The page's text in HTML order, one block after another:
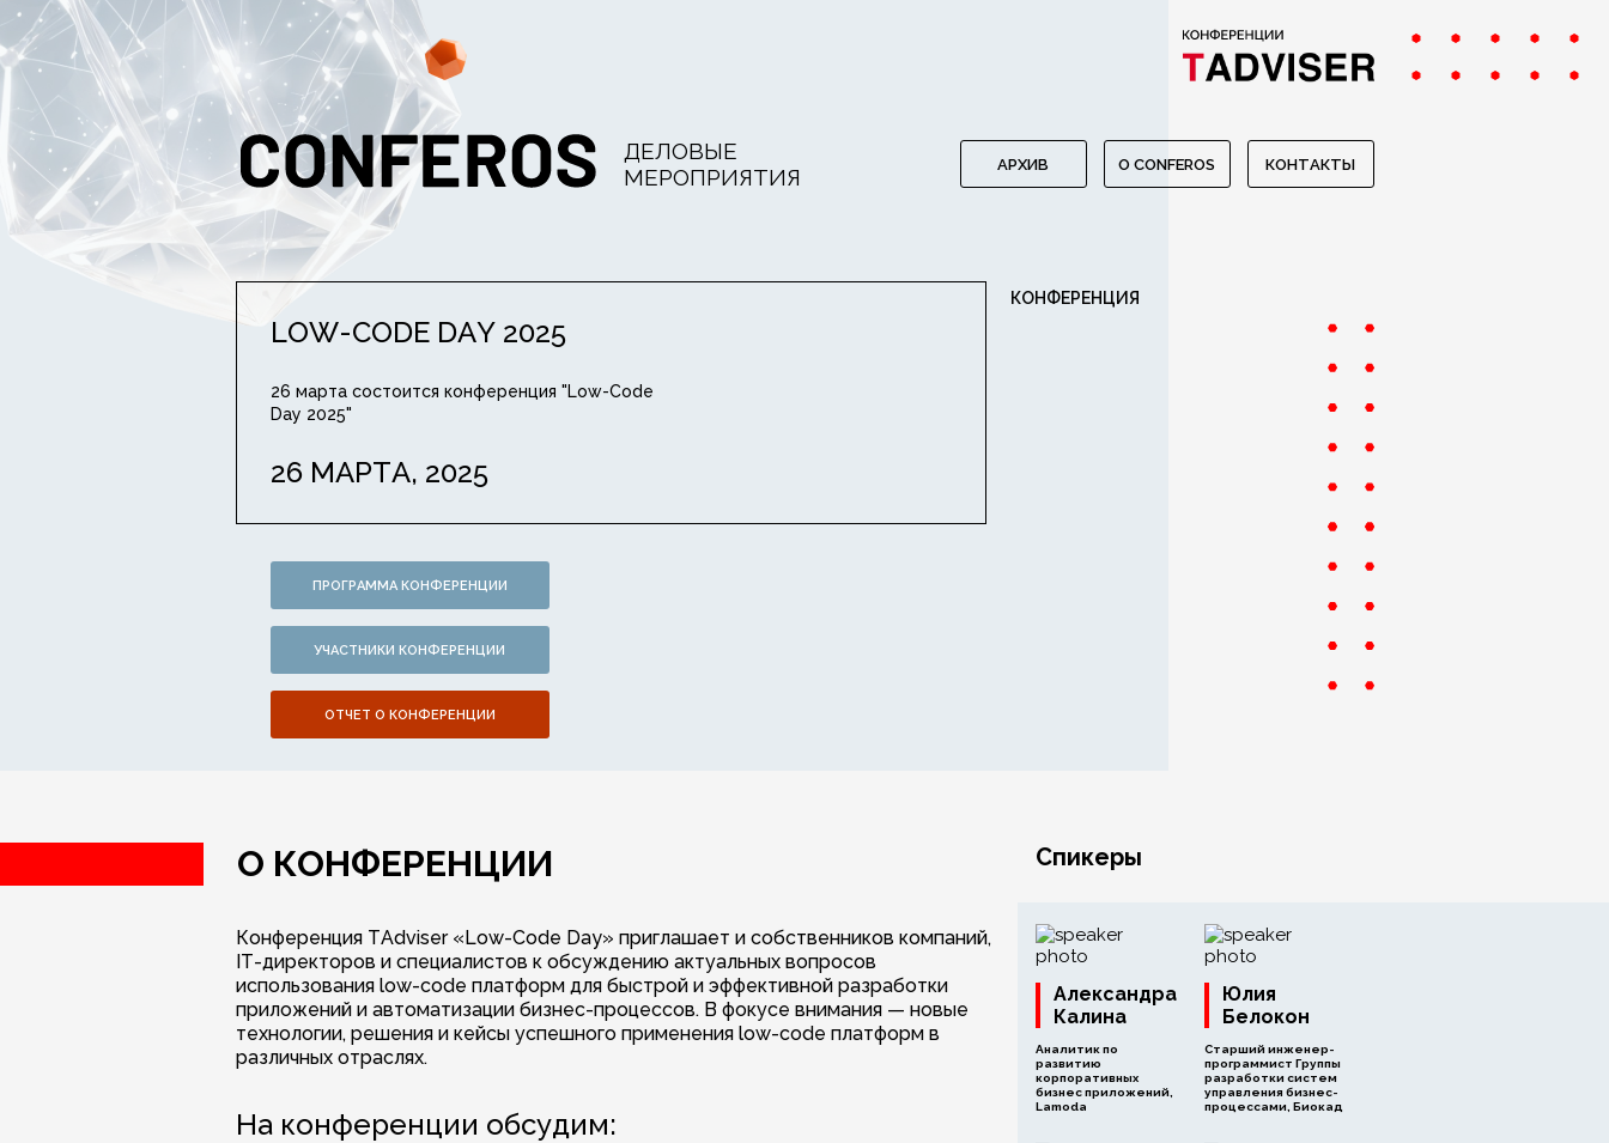
ДЕЛОВЫЕ
МЕРОПРИЯТИЯ
АРХИВ O CONFEROS КОНТАКТЫ
LOW-CODE DAY 2025
26 марта состоится конференция "Low-Code
Day 2025"
26 МАРТА, 2025
КОНФЕРЕНЦИЯ
ПРОГРАММА КОНФЕРЕНЦИИ
УЧАСТНИКИ КОНФЕРЕНЦИИ
ОТЧЕТ О КОНФЕРЕНЦИИ
О КОНФЕРЕНЦИИ
Конференция TAdviser «Low-Code Day» приглашает и собственников компаний,
IT-директоров и специалистов к обсуждению актуальных вопросов
использования low-code платформ для быстрой и эффективной разработки
приложений и автоматизации бизнес-процессов. В фокусе внимания — новые
технологии, решения и кейсы успешного применения low-code платформ в
различных отраслях.
На конференции обсудим:
Спикеры
Александра
Калина
Аналитик по
развитию
корпоративных
бизнес приложений,
Lamoda
Юлия
Белокон
Старший инженер-
программист Группы
разработки систем
управления бизнес-
процессами, Биокад